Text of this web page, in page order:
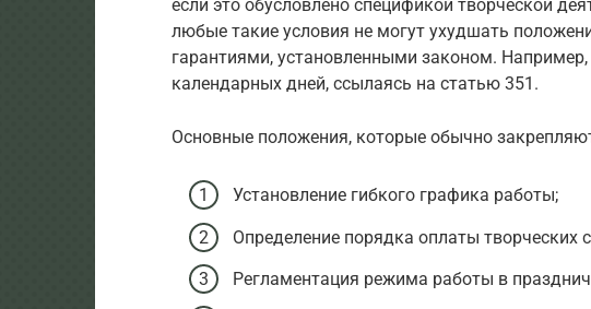
если это обусловлено спецификой творческой
любые такие условия не могут ухудшать
гарантиями, установленными законом.
календарных дней, ссылаясь на статью 351.
Основные положения, которые обычно
Установление гибкого графика работы;
Определение порядка оплаты творческих
Регламентация режима работы в